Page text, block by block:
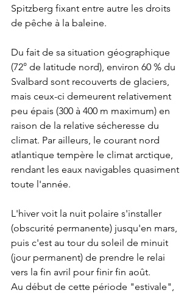
Spitzberg fixant entre autre les droits
de pêche à la baleine.
Du fait de sa situation géographique
(72° de latitude nord), environ 60 % du
Svalbard sont recouverts de glaciers,
mais ceux-ci demeurent relativement
peu épais (300 à 400 m maximum) en
raison de la relative sécheresse du
climat. Par ailleurs, le courant nord
atlantique tempère le climat arctique,
rendant les eaux navigables quasiment
toute l'année.
L'hiver voit la nuit polaire s'installer
(obscurité permanente) jusqu'en mars,
puis c'est au tour du soleil de minuit
(jour permanent) de prendre le relai
vers la fin avril pour finir fin août.
Au début de cette période "estivale",